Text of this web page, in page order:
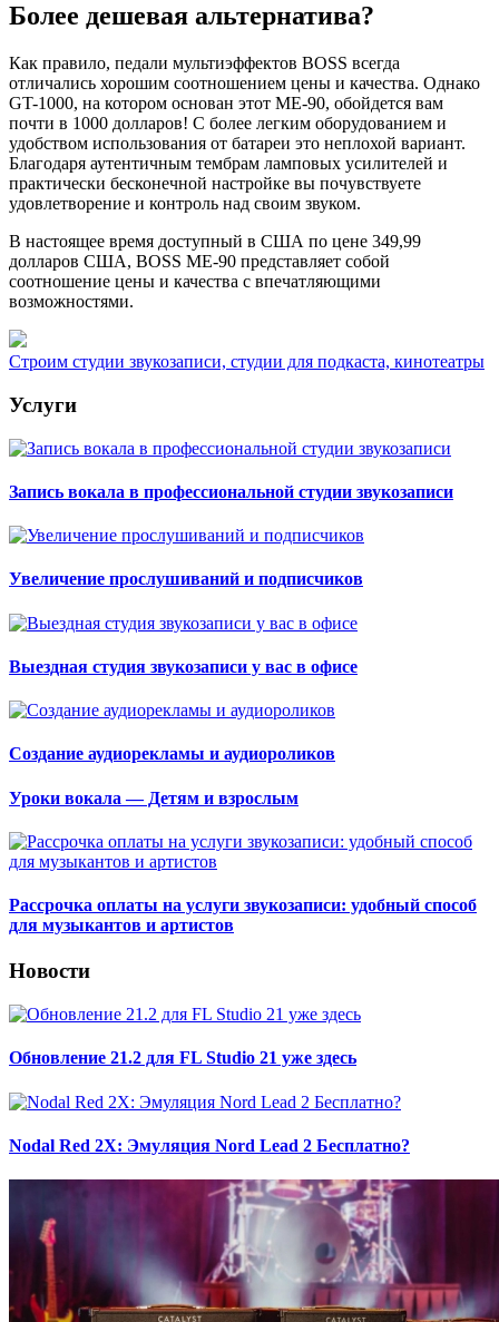
Более дешевая альтернатива?
Как правило, педали мультиэффектов BOSS всегда
отличались хорошим соотношением цены и качества. Однако
GT-1000, на котором основан этот ME-90, обойдется вам
почти в 1000 долларов! С более легким оборудованием и
удобством использования от батареи это неплохой вариант.
Благодаря аутентичным тембрам ламповых усилителей и
практически бесконечной настройке вы почувствуете
удовлетворение и контроль над своим звуком.
В настоящее время доступный в США по цене 349,99
долларов США, BOSS ME-90 представляет собой
соотношение цены и качества с впечатляющими
возможностями.
Строим студии звукозаписи, студии для подкаста, кинотеатры
Услуги
Запись вокала в профессиональной студии звукозаписи
Увеличение прослушиваний и подписчиков
Выездная студия звукозаписи у вас в офисе
Создание аудиорекламы и аудиороликов
Уроки вокала — Детям и взрослым
Рассрочка оплаты на услуги звукозаписи: удобный способ
для музыкантов и артистов
Новости
Обновление 21.2 для FL Studio 21 уже здесь
Nodal Red 2X: Эмуляция Nord Lead 2 Бесплатно?